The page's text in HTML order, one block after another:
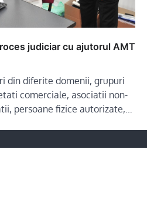
judiciar cu ajutorul AMT
din diferite domenii, grupuri
comerciale, asociatii non-
persoane fizice autorizate,…